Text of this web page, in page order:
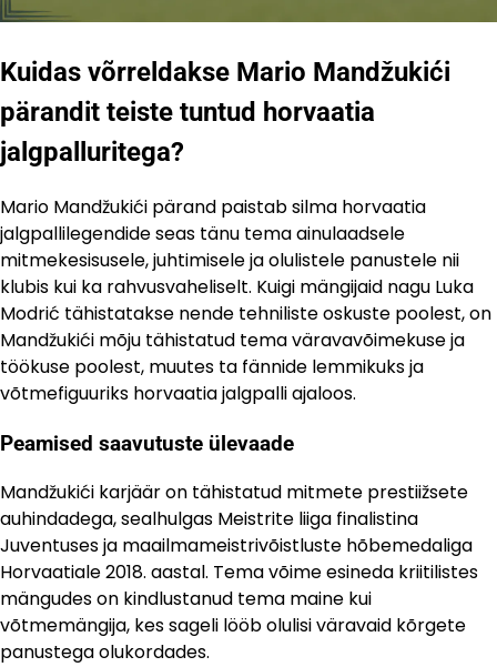
Kuidas võrreldakse Mario Mandžukići
pärandit teiste tuntud horvaatia
jalgpalluritega?
Mario Mandžukići pärand paistab silma horvaatia
jalgpallilegendide seas tänu tema ainulaadsele
mitmekesisusele, juhtimisele ja olulistele panustele nii
klubis kui ka rahvusvaheliselt. Kuigi mängijaid nagu Luka
Modrić tähistatakse nende tehniliste oskuste poolest, on
Mandžukići mõju tähistatud tema väravavõimekuse ja
töökuse poolest, muutes ta fännide lemmikuks ja
võtmefiguuriks horvaatia jalgpalli ajaloos.
Peamised saavutuste ülevaade
Mandžukići karjäär on tähistatud mitmete prestiižsete
auhindadega, sealhulgas Meistrite liiga finalistina
Juventuses ja maailmameistrivõistluste hõbemedaliga
Horvaatiale 2018. aastal. Tema võime esineda kriitilistes
mängudes on kindlustanud tema maine kui
võtmemängija, kes sageli lööb olulisi väravaid kõrgete
panustega olukordades.